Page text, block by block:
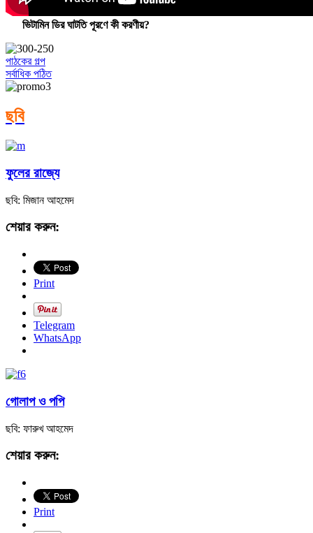
ভিটামিন ডির ঘাটতি পূরণে কী করণীয়?
পাঠকের গল্প
সর্বাধিক পঠিত
ছবি
ফুলের রাজ্যে
ছবি: মিজান আহমেদ
শেয়ার করুন:
Print
Telegram
WhatsApp
গোলাপ ও পপি
ছবি: ফারুখ আহমেদ
শেয়ার করুন:
Print